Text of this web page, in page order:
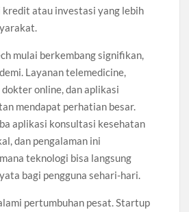
kredit atau investasi yang lebih
mulai berkembang signifikan,
Layanan telemedicine,
online, dan aplikasi
mendapat perhatian besar.
aplikasi konsultasi kesehatan
dan pengalaman ini
teknologi bisa langsung
bagi pengguna sehari-hari.
pertumbuhan pesat. Startup